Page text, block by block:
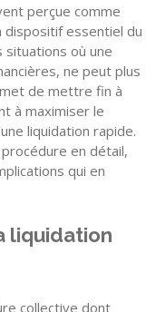
perçue comme
dispositif essentiel du
situations où une
ne peut plus
de mettre fin à
à maximiser le
liquidation rapide.
en détail,
qui en
liquidation
collective dont